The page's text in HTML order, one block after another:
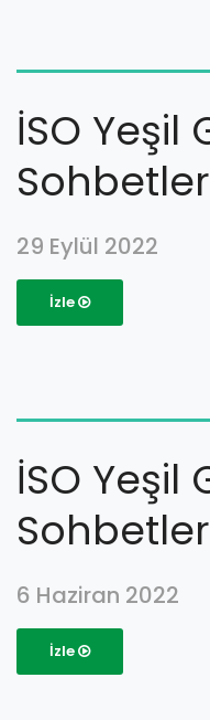
İSO Yeşil
29 Eylül 2022
İzle
İSO Yeşil
6 Haziran 2022
İzle